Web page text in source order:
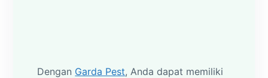
Dengan Garda Pest, Anda dapat memiliki